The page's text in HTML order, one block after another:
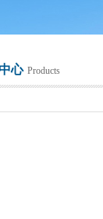
心 Products